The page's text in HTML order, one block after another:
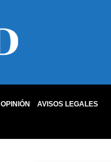
OPINIÓN
AVISOS LEGALES